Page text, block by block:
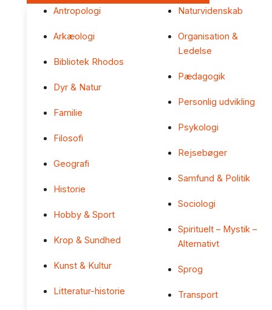
Antropologi
Arkæologi
Bibliotek Rhodos
Dyr & Natur
Familie
Filosofi
Geografi
Historie
Hobby & Sport
Krop & Sundhed
Kunst & Kultur
Litteratur-historie
Naturvidenskab
Organisation &
Ledelse
Pædagogik
Personlig udvikling
Psykologi
Rejsebøger
Samfund & Politik
Sociologi
Spirituelt – Mystik –
Alternativt
Sprog
Transport